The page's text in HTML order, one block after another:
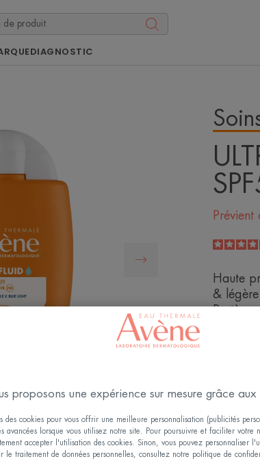
DIAGNOSTIC
Haute
&
Protège
Une
Sans
Texture
proposons une expérience sur mesure grâce aux
des cookies pour vous offrir une meilleure personnalisation (publicités
avancées lorsque vous utilisez notre site. Pour poursuivre et faciliter votre
accepter l'utilisation des cookies. Sinon, vous pouvez personnaliser
le traitement de données personnelles, consultez notre politique de